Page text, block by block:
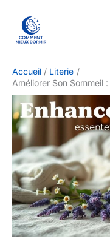
contenu
Accueil
Literie
Améliorer Son Sommeil